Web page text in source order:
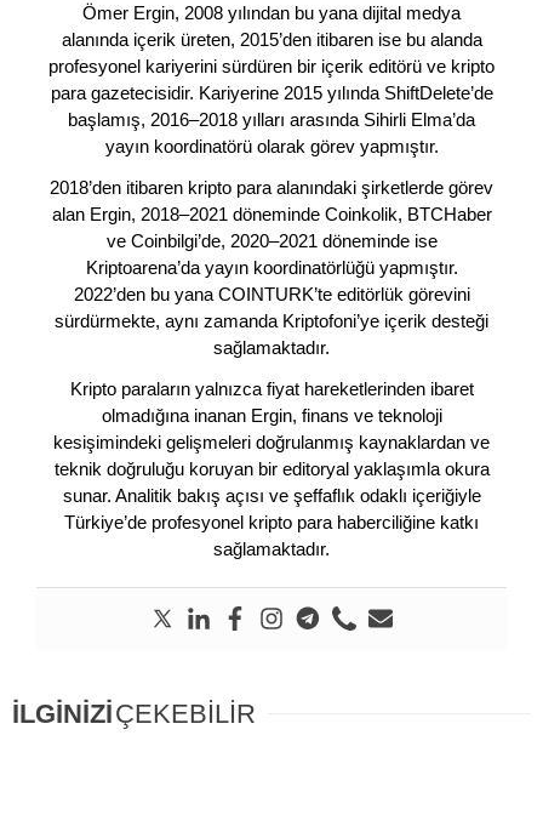
Ömer Ergin, 2008 yılından bu yana dijital medya
alanında içerik üreten, 2015’den itibaren ise bu alanda
profesyonel kariyerini sürdüren bir içerik editörü ve kripto
para gazetecisidir. Kariyerine 2015 yılında ShiftDelete’de
başlamış, 2016–2018 yılları arasında Sihirli Elma’da
yayın koordinatörü olarak görev yapmıştır.
2018’den itibaren kripto para alanındaki şirketlerde görev
alan Ergin, 2018–2021 döneminde Coinkolik, BTCHaber
ve Coinbilgi’de, 2020–2021 döneminde ise
Kriptoarena’da yayın koordinatörlüğü yapmıştır.
2022’den bu yana COINTURK’te editörlük görevini
sürdürmekte, aynı zamanda Kriptofoni’ye içerik desteği
sağlamaktadır.
Kripto paraların yalnızca fiyat hareketlerinden ibaret
olmadığına inanan Ergin, finans ve teknoloji
kesişimindeki gelişmeleri doğrulanmış kaynaklardan ve
teknik doğruluğu koruyan bir editoryal yaklaşımla okura
sunar. Analitik bakış açısı ve şeffaflık odaklı içeriğiyle
Türkiye’de profesyonel kripto para haberciliğine katkı
sağlamaktadır.
İLGİNİZİÇEKEBİLİR